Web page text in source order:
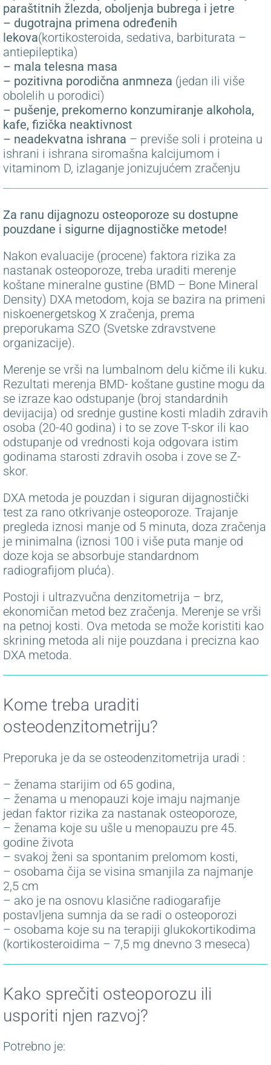
paraštitnih žlezda, oboljenja bubrega i jetre
– dugotrajna primena određenih
lekova(kortikosteroida, sedativa, barbiturata –
antiepileptika)
– mala telesna masa
– pozitivna porodična anmneza (jedan ili više
obolelih u porodici)
– pušenje, prekomerno konzumiranje alkohola,
kafe, fizička neaktivnost
– neadekvatna ishrana – previše soli i proteina u
ishrani i ishrana siromašna kalcijumom i
vitaminom D, izlaganje jonizujućem zračenju
Za ranu dijagnozu osteoporoze su dostupne
pouzdane i sigurne dijagnostičke metode!
Nakon evaluacije (procene) faktora rizika za
nastanak osteoporoze, treba uraditi merenje
koštane mineralne gustine (BMD – Bone Mineral
Density) DXA metodom, koja se bazira na primeni
niskoenergetskog X zračenja, prema
preporukama SZO (Svetske zdravstvene
organizacije).
Merenje se vrši na lumbalnom delu kičme ili kuku.
Rezultati merenja BMD- koštane gustine mogu da
se izraze kao odstupanje (broj standardnih
devijacija) od srednje gustine kosti mladih zdravih
osoba (20-40 godina) i to se zove T-skor ili kao
odstupanje od vrednosti koja odgovara istim
godinama starosti zdravih osoba i zove se Z-
skor.
DXA metoda je pouzdan i siguran dijagnostički
test za rano otkrivanje osteoporoze. Trajanje
pregleda iznosi manje od 5 minuta, doza zračenja
je minimalna (iznosi 100 i više puta manje od
doze koja se absorbuje standardnom
radiografijom pluća).
Postoji i ultrazvučna denzitometrija – brz,
ekonomičan metod bez zračenja. Merenje se vrši
na petnoj kosti. Ova metoda se može koristiti kao
skrining metoda ali nije pouzdana i precizna kao
DXA metoda.
Kome treba uraditi
osteodenzitometriju?
Preporuka je da se osteodenzitometrija uradi :
– ženama starijim od 65 godina,
– ženama u menopauzi koje imaju najmanje
jedan faktor rizika za nastanak osteoporoze,
– ženama koje su ušle u menopauzu pre 45.
godine života
– svakoj ženi sa spontanim prelomom kosti,
– osobama čija se visina smanjila za najmanje
2,5 cm
– ako je na osnovu klasične radiogarafije
postavljena sumnja da se radi o osteoporozi
– osobama koje su na terapiji glukokortikodima
(kortikosteroidima – 7,5 mg dnevno 3 meseca)
Kako sprečiti osteoporozu ili
usporiti njen razvoj?
Potrebno je: